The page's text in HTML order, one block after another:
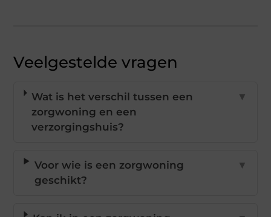
Veelgestelde vragen
Wat is het verschil tussen een
zorgwoning en een
verzorgingshuis?
▼
Voor wie is een zorgwoning
geschikt?
▼